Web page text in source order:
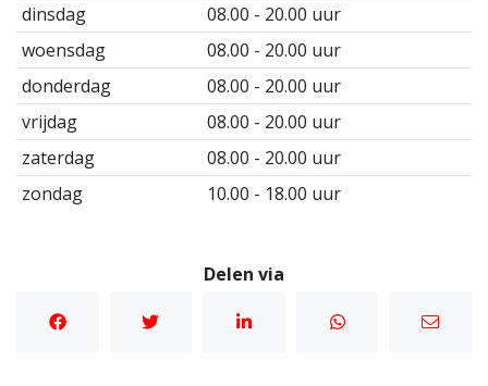
dinsdag
08.00 - 20.00 uur
woensdag
08.00 - 20.00 uur
donderdag
08.00 - 20.00 uur
vrijdag
08.00 - 20.00 uur
zaterdag
08.00 - 20.00 uur
zondag
10.00 - 18.00 uur
Delen via